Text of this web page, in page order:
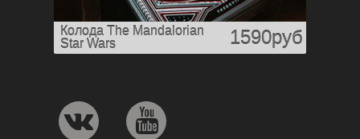
Колода The Mandalorian
Star Wars
1590руб